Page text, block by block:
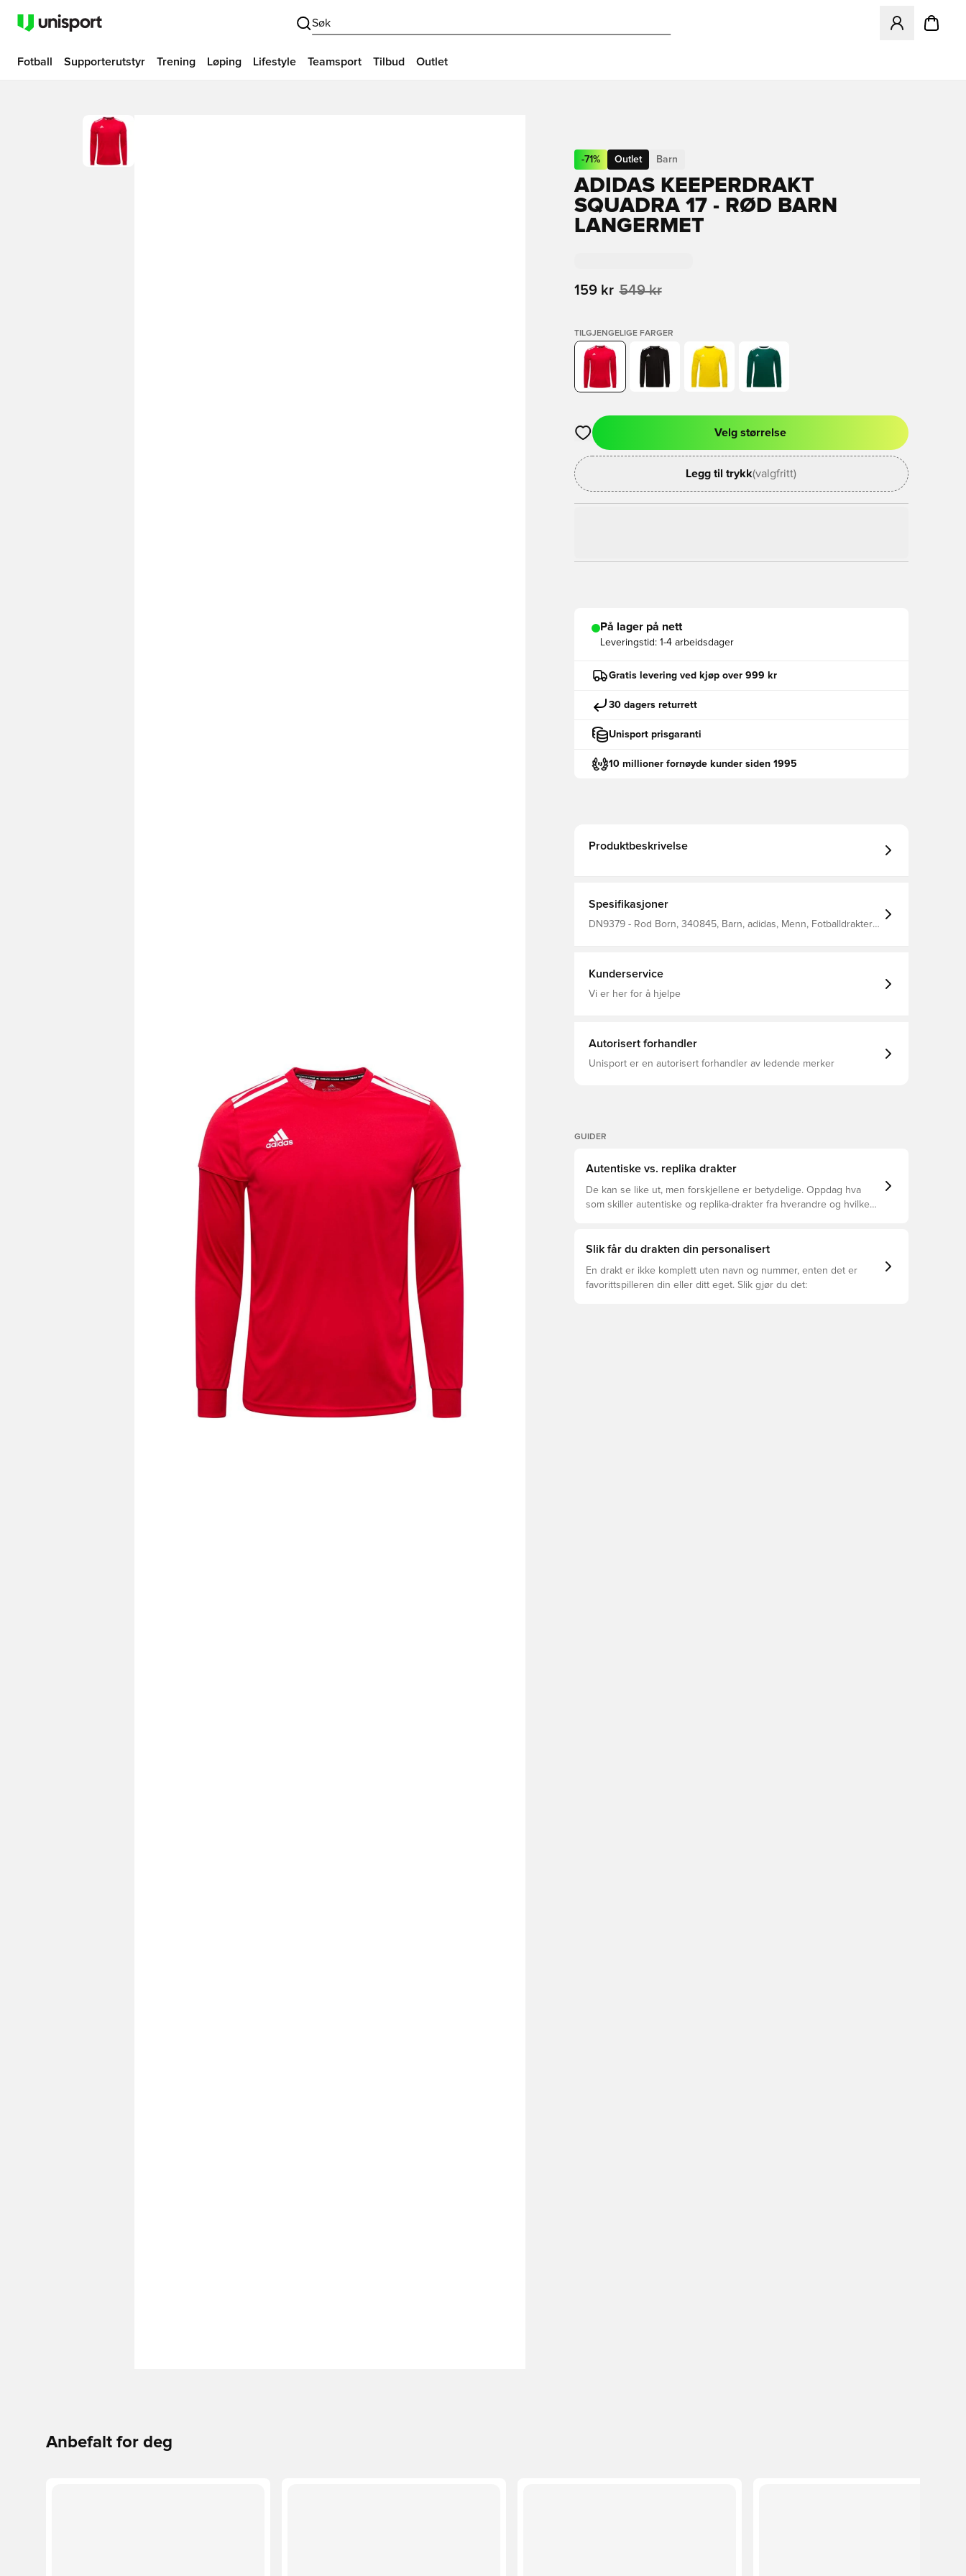
Søk
Åpner en
Fotball Supporterutstyr Trening Løping Lifestyle Teamsport Tilbud Outlet
-71% Outlet Barn
ADIDAS KEEPERDRAKT
SQUADRA 17 - RØD BARN
LANGERMET
159 kr 549 kr
TILGJENGELIGE FARGER
Åpner en Modal for å logge inn eller registrere deg som medlem
Velg størrelse
Legg til trykk(valgfritt)
På lager på nett
Leveringstid: 1-4 arbeidsdager
Gratis levering ved kjøp over 999 kr
30 dagers returrett
Unisport prisgaranti
10 millioner fornøyde kunder siden 1995
Produktbeskrivelse
Spesifikasjoner
DN9379 - Rod Born, 340845, Barn, adidas, Menn, Fotballdrakter,
Kunderservice
Vi er her for å hjelpe
Autorisert forhandler
Unisport er en autorisert forhandler av ledende merker
GUIDER
Autentiske vs. replika drakter
De kan se like ut, men forskjellene er betydelige. Oppdag hva
som skiller autentiske og replika-drakter fra hverandre og hvilken
Slik får du drakten din personalisert
En drakt er ikke komplett uten navn og nummer, enten det er
favorittspilleren din eller ditt eget. Slik gjør du det:
Anbefalt for deg